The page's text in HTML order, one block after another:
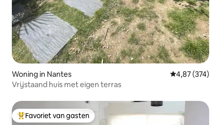
Woning in Nantes Gemiddelde
4,87 (374)
Vrijstaand huis met eigen terras
Topfavoriet van gasten
Favoriet van gasten